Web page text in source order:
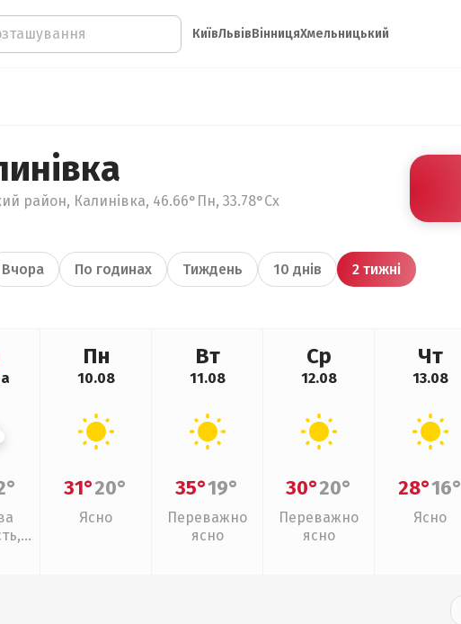
КиївЛьвівВінницяХмельницький
район, Калинівка, 46.66°Пн, 33.78°Сх
Вчора По годинах Тиждень 10 днів 2 тижні
Пн
10.08
31°20°
Ясно
Вт
11.08
35°19°
Переважно
ясно
Ср
12.08
30°20°
Переважно
ясно
Чт
13.08
28°16°
Ясно